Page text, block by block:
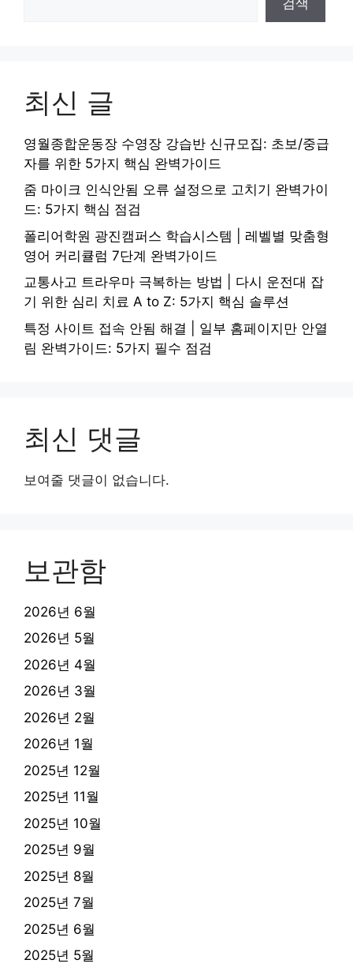
최신 글
영월종합운동장 수영장 강습반 신규모집: 초보/중급
자를 위한 5가지 핵심 완벽가이드
줌 마이크 인식안됨 오류 설정으로 고치기 완벽가이
드: 5가지 핵심 점검
폴리어학원 광진캠퍼스 학습시스템 | 레벨별 맞춤형
영어 커리큘럼 7단계 완벽가이드
교통사고 트라우마 극복하는 방법 | 다시 운전대 잡
기 위한 심리 치료 A to Z: 5가지 핵심 솔루션
특정 사이트 접속 안됨 해결 | 일부 홈페이지만 안열
림 완벽가이드: 5가지 필수 점검
최신 댓글
보여줄 댓글이 없습니다.
보관함
2026년 6월
2026년 5월
2026년 4월
2026년 3월
2026년 2월
2026년 1월
2025년 12월
2025년 11월
2025년 10월
2025년 9월
2025년 8월
2025년 7월
2025년 6월
2025년 5월